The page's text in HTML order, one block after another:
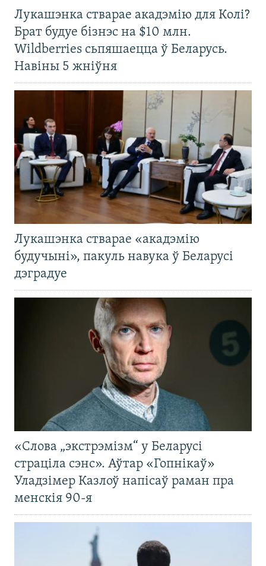
Лукашэнка стварае акадэмію для Колі?
Брат будуе бізнэс на $10 млн.
Wildberries сьпяшаецца ў Беларусь.
Навіны 5 жніўня
Лукашэнка стварае «акадэмію
будучыні», пакуль навука ў Беларусі
дэградуе
«Слова „экстрэмізм“ у Беларусі
страціла сэнс». Аўтар «Гопнікаў»
Уладзімер Казлоў напісаў раман пра
менскія 90-я